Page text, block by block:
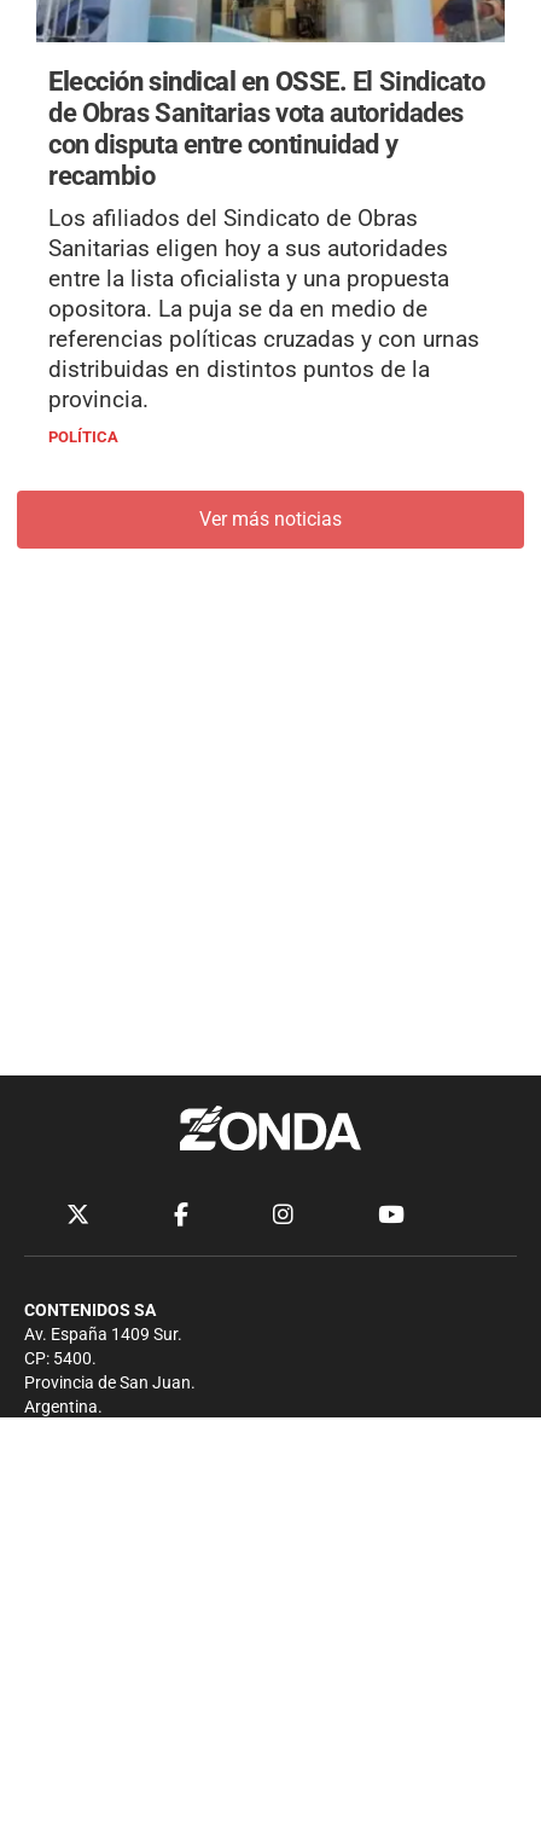
Elección sindical en OSSE. El Sindicato
de Obras Sanitarias vota autoridades
con disputa entre continuidad y
recambio
Los afiliados del Sindicato de Obras
Sanitarias eligen hoy a sus autoridades
entre la lista oficialista y una propuesta
opositora. La puja se da en medio de
referencias políticas cruzadas y con urnas
distribuidas en distintos puntos de la
provincia.
POLÍTICA
Ver más noticias
CONTENIDOS SA
Av. España 1409 Sur.
CP: 5400.
Provincia de San Juan.
Argentina.